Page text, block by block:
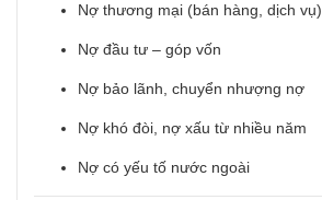
Nợ thương mại (bán hàng, dịch vụ)
Nợ đầu tư – góp vốn
Nợ bảo lãnh, chuyển nhượng nợ
Nợ khó đòi, nợ xấu từ nhiều năm
Nợ có yếu tố nước ngoài